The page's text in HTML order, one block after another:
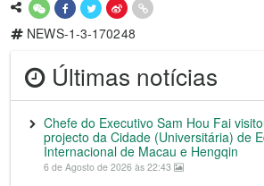
NEWS-1-3-170248
Últimas notícias
Chefe do Executivo Sam Hou Fai
projecto da Cidade (Universitária) de
Internacional de Macau e Hengqin
6 de Agosto de 2026 às 22:43